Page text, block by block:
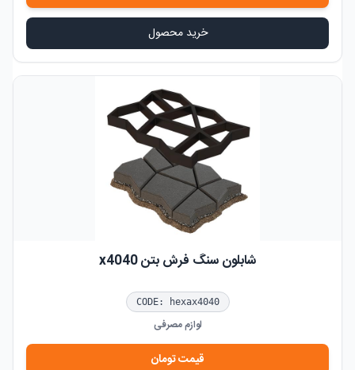
خرید محصول
شابلون سنگ فرش بتن x4040
CODE: hexax4040
لوازم مصرفی
قیمتتومان